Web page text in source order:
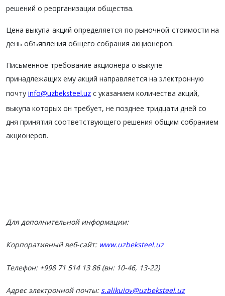
решений о реорганизации общества.
Цена выкупа акций определяется по рыночной стоимости на
день объявления общего собрания акционеров.
Письменное требование акционера о выкупе
принадлежащих ему акций направляется на электронную
почту info@uzbeksteel.uz с указанием количества акций,
выкупа которых он требует, не позднее тридцати дней со
дня принятия соответствующего решения общим собранием
акционеров.
Для дополнительной информации:
Корпоративный веб-сайт: www.uzbeksteel.uz
Телефон: +998 71 514 13 86 (вн: 10-46, 13-22)
Адрес электронной почты:s.alikulov@uzbeksteel.uz